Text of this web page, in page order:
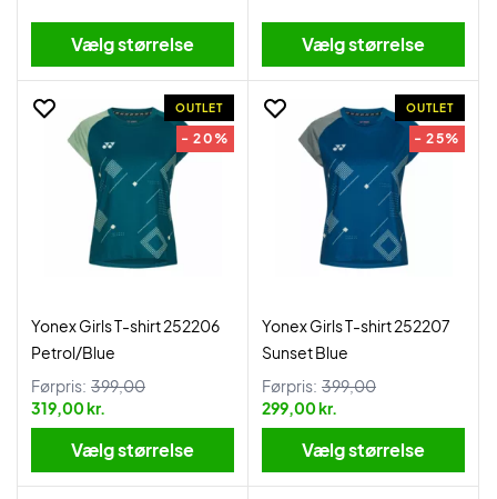
Vælg størrelse Vælg størrelse
OUTLET
- 20%
Yonex Girls T-shirt 252206
Petrol/Blue
Førpris: 399,00
319,00 kr.
Vælg størrelse
OUTLET
- 25%
Yonex Girls T-shirt 252207
Sunset Blue
Førpris: 399,00
299,00 kr.
Vælg størrelse